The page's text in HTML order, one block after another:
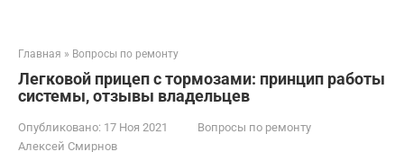
Главная » Вопросы по ремонту
Легковой прицеп с тормозами: принцип работы
системы, отзывы владельцев
Опубликовано: 17 Ноя 2021
Вопросы по ремонту
Алексей Смирнов